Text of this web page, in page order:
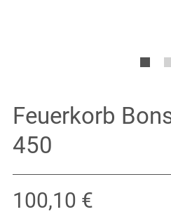
Feuerkorb
450
Verkaufspreis:
100,10 €